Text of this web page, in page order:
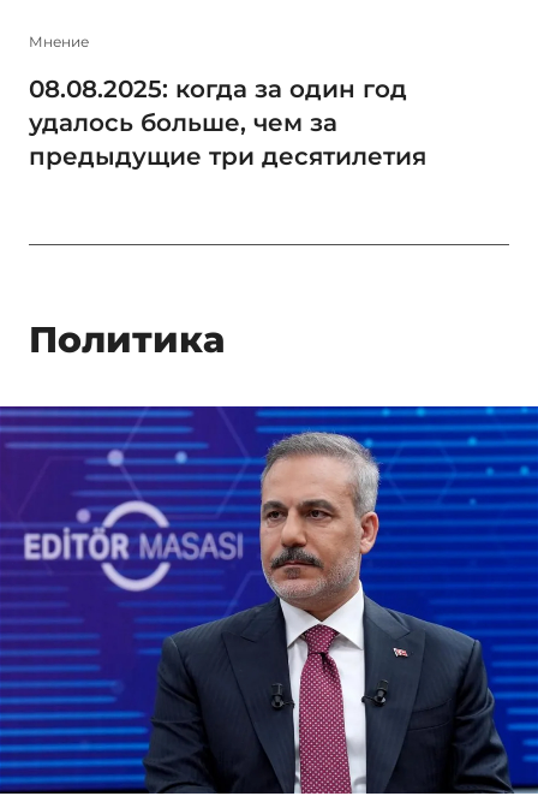
Мнение
08.08.2025: когда за один год
удалось больше, чем за
предыдущие три десятилетия
Политика